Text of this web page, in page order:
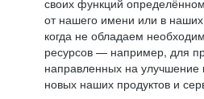
своих функций
от нашего имени или в
когда не обладаем
ресурсов — например, для
направленных на улучшение
новых наших продуктов и